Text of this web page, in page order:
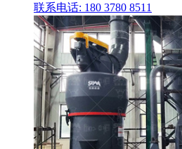
联系电话: 180 3780 8511